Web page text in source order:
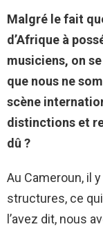
Malgré le fait
d’Afrique à
musiciens, on
que nous ne
scène
distinctions et
dû ?
Au Cameroun, il
structures, ce
l’avez dit, nous